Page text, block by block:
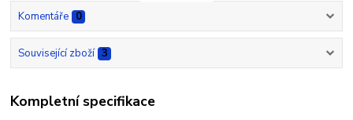
Komentáře 0
Související zboží 3
Kompletní specifikace